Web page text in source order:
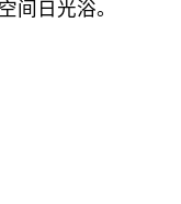
间日光浴。